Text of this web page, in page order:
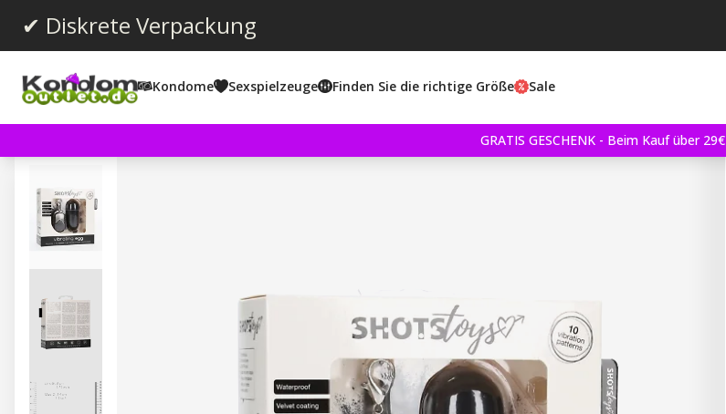
✔ Diskrete Verpackung
Kondome Sexspielzeuge Finden Sie die richtige Größe Sale
GRATIS GESCHENK - Beim Kauf über 29€